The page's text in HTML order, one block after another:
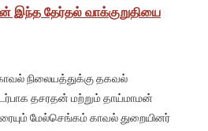
இந்த தேர்தல் வாக்குறுதியை
நிலையத்துக்கு தகவல்
தசரதன் மற்றும் தாய்மாமன்
மேல்செங்கம் காவல் துறையினர்